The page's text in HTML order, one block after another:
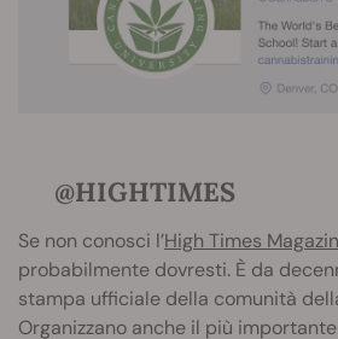
@HIGHTIMES
Se non conosci l’High Times
probabilmente dovresti. È da
stampa ufficiale della comunità
Organizzano anche il più